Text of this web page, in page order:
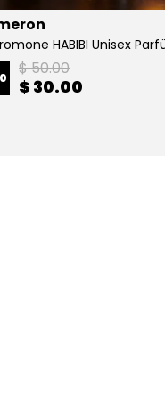
HABIBI Unisex
$ 50.00
$ 30.00